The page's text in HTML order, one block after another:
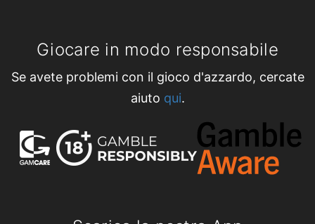
Giocare in modo responsabile
Se avete problemi con il gioco d'azzardo, cercate
aiuto qui.